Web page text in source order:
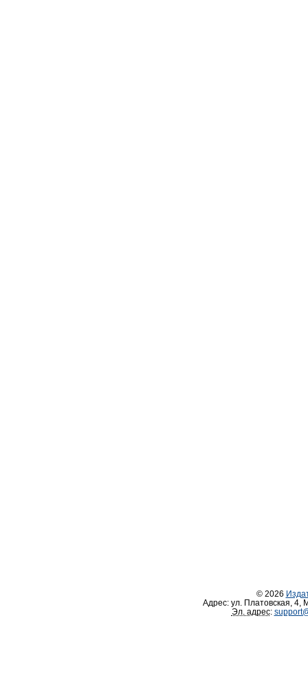
© 2026
Адрес: ул. Платовская, 4
Эл. адрес: